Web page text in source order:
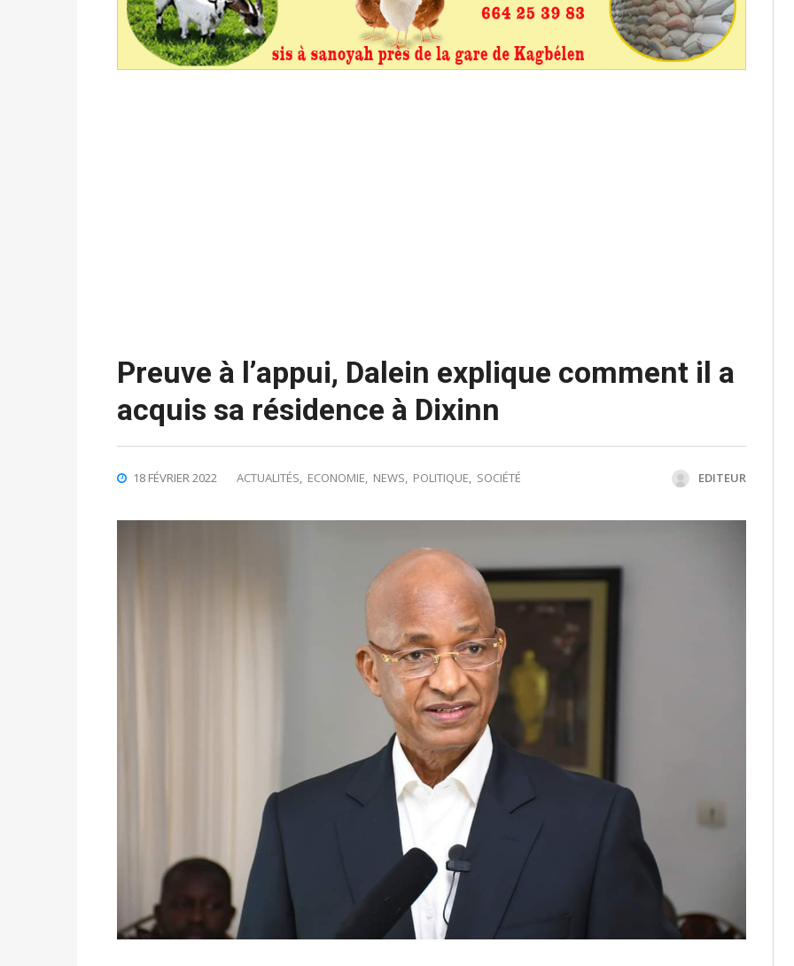
Politique-Proclamation des résultats globaux provisoires et des
statistiques des législatives et communales : ce 4 juin à 18h
Preuve à l’appui, Dalein explique comment il a
acquis sa résidence à Dixinn
18 FÉVRIER 2022 ACTUALITÉS, ECONOMIE, NEWS, POLITIQUE, SOCIÉTÉ EDITEUR